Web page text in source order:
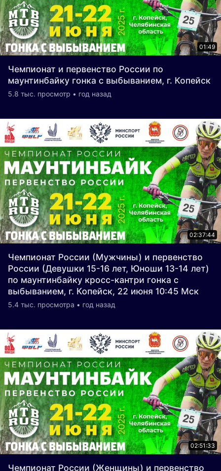
01:49
Чемпионат и первенство России по
маунтинбайку гонка с выбыванием, г. Копейск
5.8 тыс. просмотр • год назад
02:37:44
Чемпионат России (Мужчины) и первенство
России (Девушки 15-16 лет, Юноши 13-14 лет)
по маунтинбайку кросс-кантри гонка с
выбыванием, г. Копейск, 22 июня 10:45 Мск
5.4 тыс. просмотра • год назад
02:51:33
Чемпионат России (Женщины) и первенство